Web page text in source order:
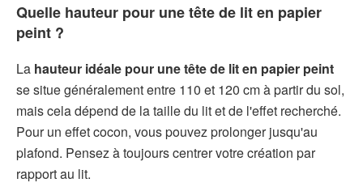
Quelle hauteur pour une tête de lit en papier
peint ?
La hauteur idéale pour une tête de lit en papier peint
se situe généralement entre 110 et 120 cm à partir du sol,
mais cela dépend de la taille du lit et de l'effet recherché.
Pour un effet cocon, vous pouvez prolonger jusqu'au
plafond. Pensez à toujours centrer votre création par
rapport au lit.